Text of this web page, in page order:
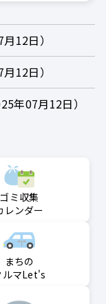
12日
12日
年07月12日
ゴミ収集
レンダー
まちの
ルマLet's